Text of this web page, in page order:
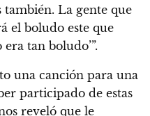
también. La gente que
el boludo este que
tan boludo’”.
una canción para una
participado de estas
reveló que le